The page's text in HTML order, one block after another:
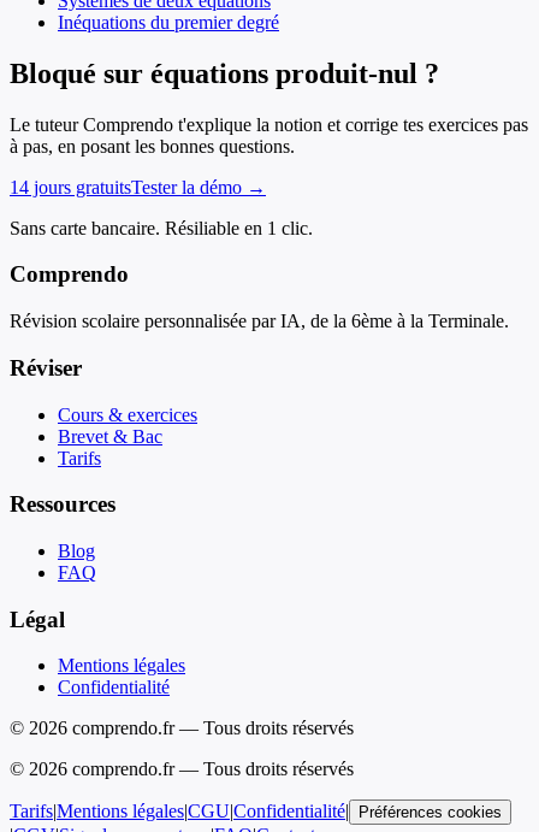
Inéquations du premier degré
Bloqué sur équations produit-nul ?
Le tuteur Comprendo t'explique la notion et corrige tes exercices pas
à pas, en posant les bonnes questions.
14 jours gratuitsTester la démo →
Sans carte bancaire. Résiliable en 1 clic.
Comprendo
Révision scolaire personnalisée par IA, de la 6ème à la Terminale.
Réviser
Cours & exercices
Brevet & Bac
Tarifs
Ressources
Blog
FAQ
Légal
Mentions légales
Confidentialité
© 2026 comprendo.fr — Tous droits réservés
© 2026 comprendo.fr — Tous droits réservés
Tarifs|Mentions légales|CGU|Confidentialité| Préférences cookies